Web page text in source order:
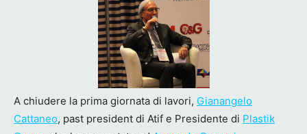
A chiudere la prima giornata di lavori, Gianangelo
Cattaneo, past president di Atif e Presidente di Plastik